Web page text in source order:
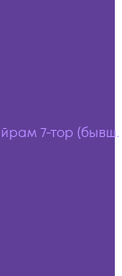
7-тор (бывш.